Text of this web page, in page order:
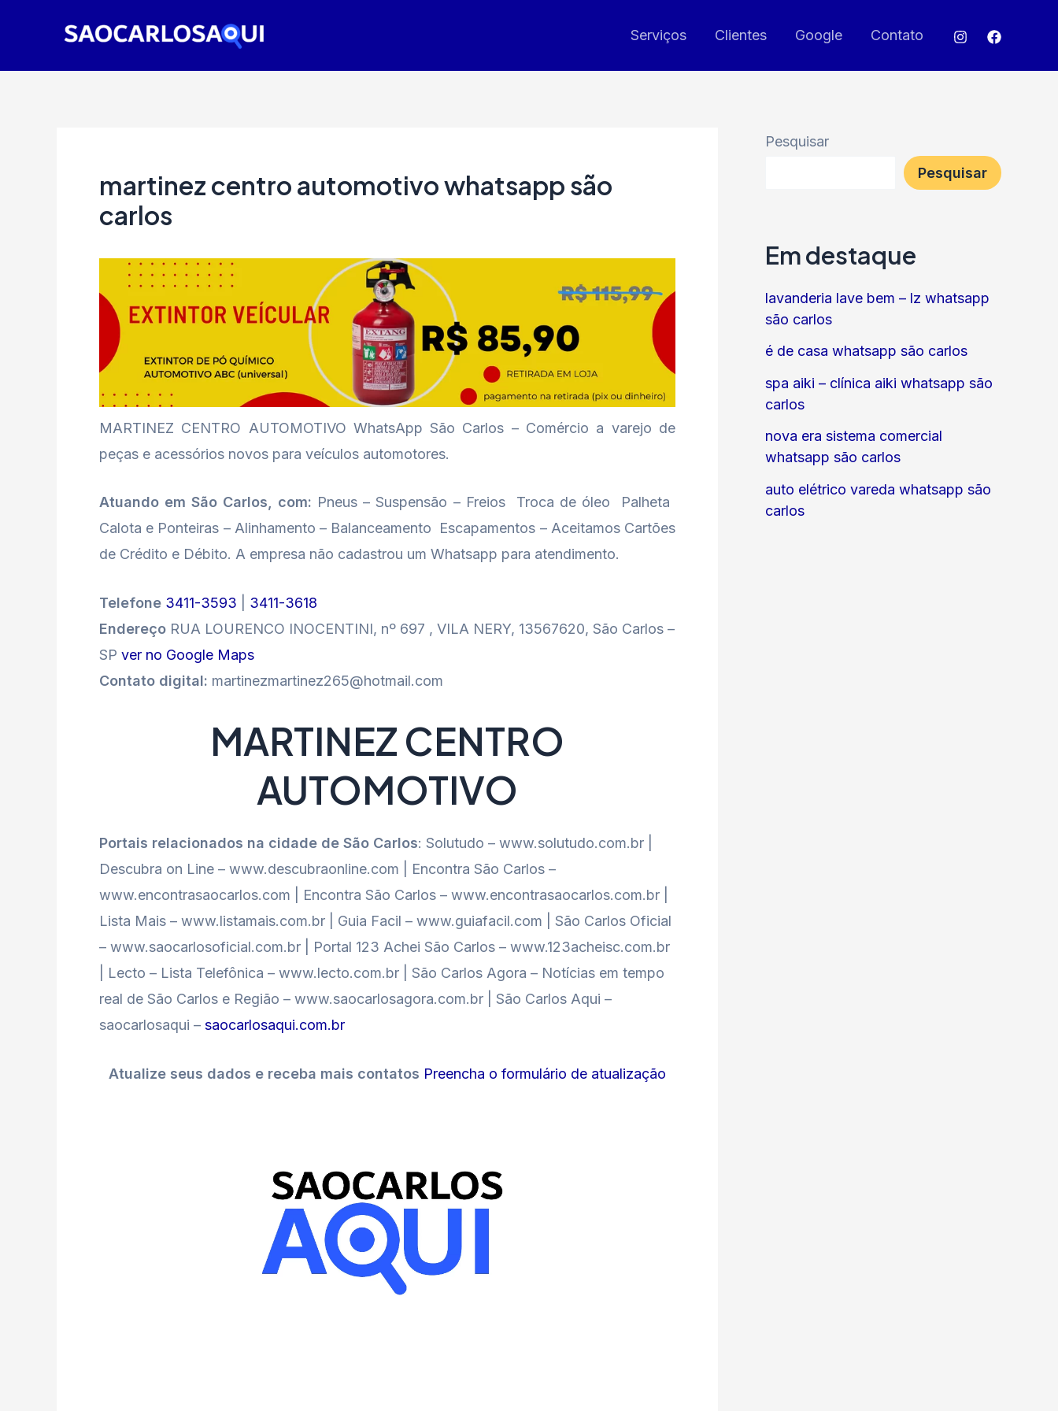
Serviços Clientes Google Contato
martinez centro automotivo whatsapp são
carlos
MARTINEZ CENTRO AUTOMOTIVO WhatsApp São Carlos – Comércio a varejo de
peças e acessórios novos para veículos automotores.
Atuando em São Carlos, com: Pneus – Suspensão – Freios  Troca de óleo  Palheta 
Calota e Ponteiras – Alinhamento – Balanceamento  Escapamentos – Aceitamos Cartões
de Crédito e Débito. A empresa não cadastrou um Whatsapp para atendimento.
Telefone 3411-3593
3411-3618
Endereço RUA LOURENCO INOCENTINI, nº 697 , VILA NERY, 13567620, São Carlos –
SP ver no Google Maps
Contato digital: martinezmartinez265@hotmail.com
MARTINEZ CENTRO
AUTOMOTIVO
Portais relacionados na cidade de São Carlos: Solutudo – www.solutudo.com.br |
Descubra on Line – www.descubraonline.com | Encontra São Carlos –
www.encontrasaocarlos.com | Encontra São Carlos – www.encontrasaocarlos.com.br |
Lista Mais – www.listamais.com.br | Guia Facil – www.guiafacil.com | São Carlos Oficial
– www.saocarlosoficial.com.br | Portal 123 Achei São Carlos – www.123acheisc.com.br
| Lecto – Lista Telefônica – www.lecto.com.br | São Carlos Agora – Notícias em tempo
real de São Carlos e Região – www.saocarlosagora.com.br | São Carlos Aqui –
saocarlosaqui – saocarlosaqui.com.br
Atualize seus dados e receba mais contatos Preencha o formulário de atualização
Pesquisar
Pesquisar
Em destaque
lavanderia lave bem – lz whatsapp
são carlos
é de casa whatsapp são carlos
spa aiki – clínica aiki whatsapp são
carlos
nova era sistema comercial
whatsapp são carlos
auto elétrico vareda whatsapp são
carlos